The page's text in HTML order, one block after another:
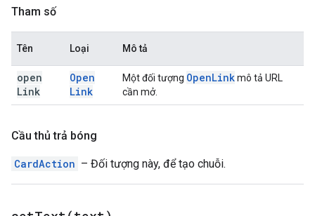
Tham số
Tên Loại Mô tả
open
Link
Open
Link
Một đối tượng OpenLinkmô tả URL
cần mở.
Cầu thủ trả bóng
CardAction – Đối tượng này, để tạo chuỗi.